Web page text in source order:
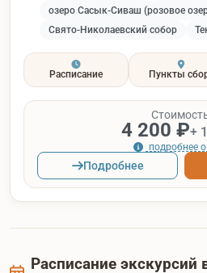
озеро Сасык-Сиваш (розовое
Свято-Николаевский собор
Расписание Пункты
4 200 ₽+
подробнее
Подробнее
Расписание